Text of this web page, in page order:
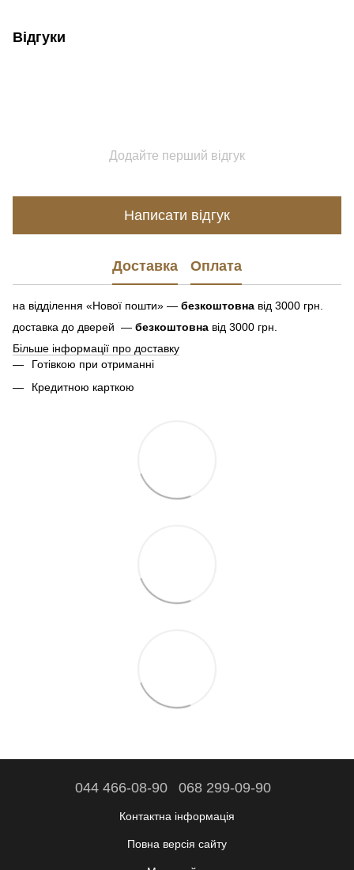
Відгуки
Додайте перший відгук
Написати відгук
Доставка Оплата
на відділення «Нової пошти» — безкоштовна від 3000 грн.
доставка до дверей — безкоштовна від 3000 грн.
Більше інформації про доставку
Готівкою при отриманні
Кредитною карткою
044 466-08-90 068 299-09-90
Контактна інформація
Повна версія сайту